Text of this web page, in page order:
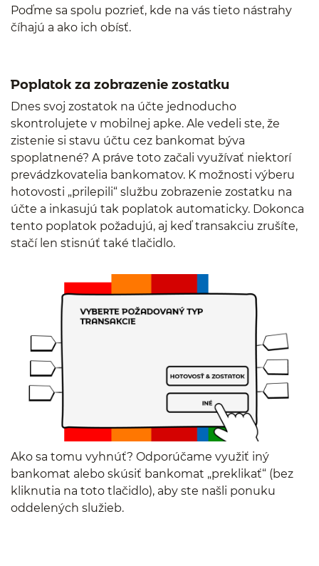
Poďme sa spolu pozrieť, kde na vás tieto nástrahy
číhajú a ako ich obísť.
Poplatok za zobrazenie zostatku
Dnes svoj zostatok na účte jednoducho
skontrolujete v mobilnej apke. Ale vedeli ste, že
zistenie si stavu účtu cez bankomat býva
spoplatnené? A práve toto začali využívať niektorí
prevádzkovatelia bankomatov. K možnosti výberu
hotovosti „prilepili“ službu zobrazenie zostatku na
účte a inkasujú tak poplatok automaticky. Dokonca
tento poplatok požadujú, aj keď transakciu zrušíte,
stačí len stisnúť také tlačidlo.
Ako sa tomu vyhnúť? Odporúčame využiť iný
bankomat alebo skúsiť bankomat „preklikať“ (bez
kliknutia na toto tlačidlo), aby ste našli ponuku
oddelených služieb.